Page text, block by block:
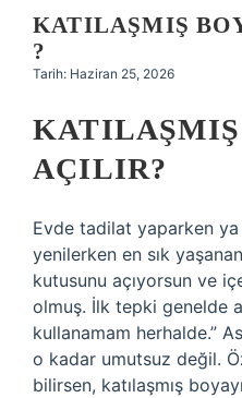
Hakkımızda
KATILAŞMIŞ
?
Tarih: Haziran 25, 2026
AÇILIR?
Evde tadilat yaparken
yenilerken en sık
kutusunu açıyorsun ve
olmuş. İlk tepki genelde
kullanamam herhalde.”
o kadar umutsuz değil.
bilirsen, katılaşmış